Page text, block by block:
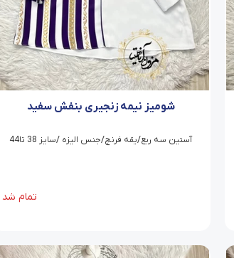
شومیز نیمه زنجیری بنفش سفید
آستین سه ربع/یقه فرنچ/جنس الیزه /سایز 38 تا44
تمام شد